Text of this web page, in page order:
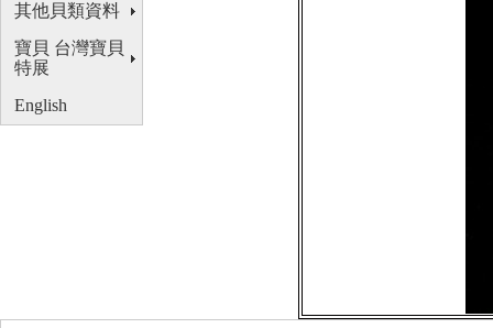
其他貝類資料
寶貝 台灣寶貝
特展
English